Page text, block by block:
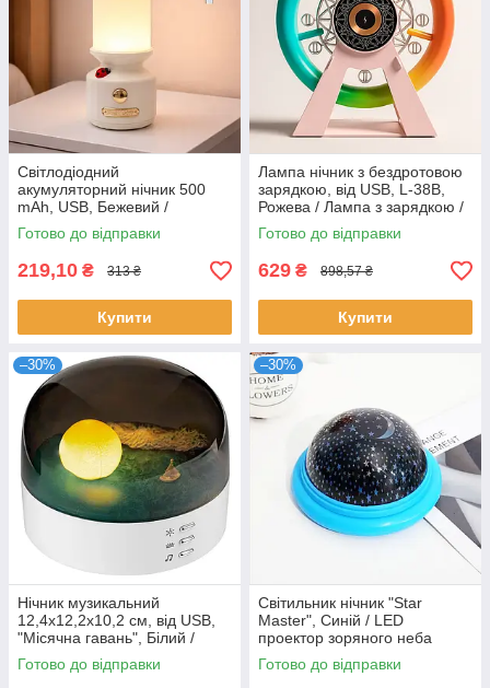
Світлодіодний
акумуляторний нічник 500
mAh, USB, Бежевий /
Настільна лампа-світильник /
Лампа для кемпінгу
Готово до відправки
219,10 ₴ 313 ₴
Купити
Лампа нічник з бездротовою
зарядкою, від USB, L-38В,
Рожева / Лампа з зарядкою /
Настільний світильник /
Нічник колонка
Готово до відправки
629 ₴ 898,57 ₴
Купити
–30%
Нічник музикальний
12,4х12,2х10,2 см, від USB,
"Місячна гавань", Білий /
Нічник світильник музичний
Готово до відправки
–30%
Світильник нічник "Star
Master", Синій / LED
проектор зоряного неба
Готово до відправки